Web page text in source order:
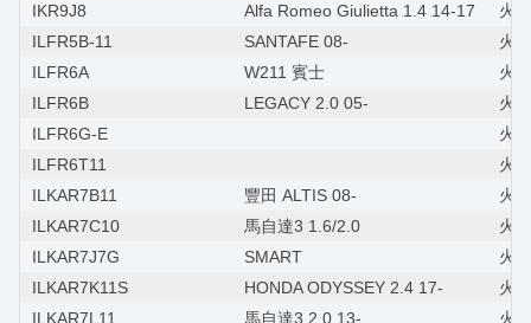
IKR9J8
Alfa Romeo Giulietta 1.4 14-17
火
ILFR5B-11
SANTAFE 08-
火
ILFR6A
W211 賓士
火
ILFR6B
LEGACY 2.0 05-
火
ILFR6G-E
火
ILFR6T11
火
ILKAR7B11
豐田 ALTIS 08-
火
ILKAR7C10
馬自達3 1.6/2.0
火
ILKAR7J7G
SMART
火
ILKAR7K11S
HONDA ODYSSEY 2.4 17-
火
ILKAR7L11
馬自達3 2.0 13- 火